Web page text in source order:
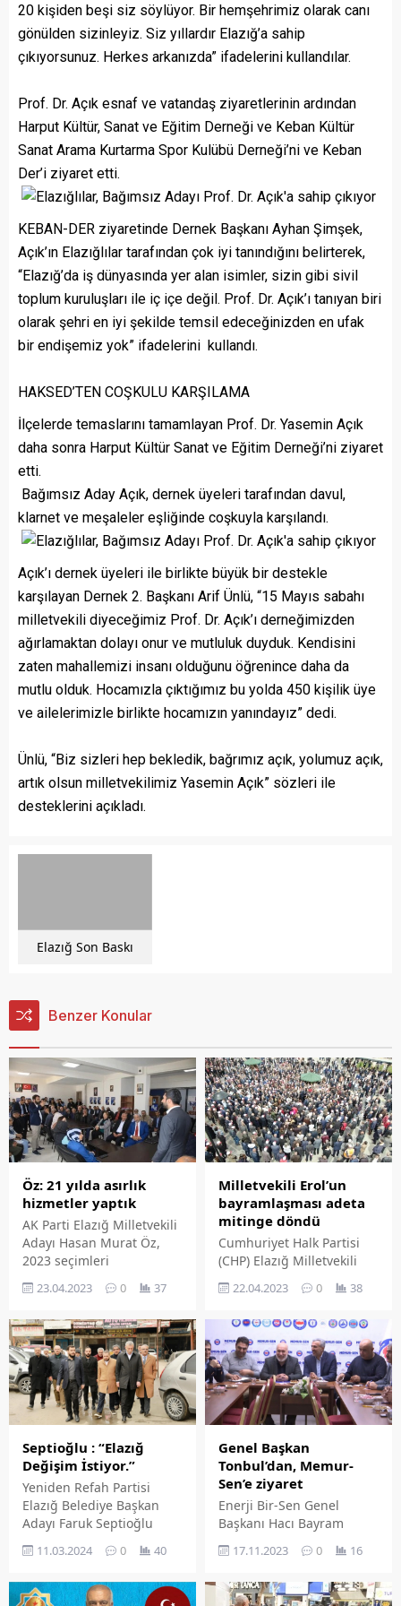
20 kişiden beşi siz söylüyor. Bir hemşehrimiz olarak canı
gönülden sizinleyiz. Siz yıllardır Elazığ’a sahip
çıkıyorsunuz. Herkes arkanızda” ifadelerini kullandılar.
Prof. Dr. Açık esnaf ve vatandaş ziyaretlerinin ardından
Harput Kültür, Sanat ve Eğitim Derneği ve Keban Kültür
Sanat Arama Kurtarma Spor Kulübü Derneği’ni ve Keban
Der’i ziyaret etti.
KEBAN-DER ziyaretinde Dernek Başkanı Ayhan Şimşek,
Açık’ın Elazığlılar tarafından çok iyi tanındığını belirterek,
“Elazığ’da iş dünyasında yer alan isimler, sizin gibi sivil
toplum kuruluşları ile iç içe değil. Prof. Dr. Açık’ı tanıyan biri
olarak şehri en iyi şekilde temsil edeceğinizden en ufak
bir endişemiz yok” ifadelerini kullandı.
HAKSED’TEN COŞKULU KARŞILAMA
İlçelerde temaslarını tamamlayan Prof. Dr. Yasemin Açık
daha sonra Harput Kültür Sanat ve Eğitim Derneği’ni ziyaret
etti.
Bağımsız Aday Açık, dernek üyeleri tarafından davul,
klarnet ve meşaleler eşliğinde coşkuyla karşılandı.
Açık’ı dernek üyeleri ile birlikte büyük bir destekle
karşılayan Dernek 2. Başkanı Arif Ünlü, “15 Mayıs sabahı
milletvekili diyeceğimiz Prof. Dr. Açık’ı derneğimizden
ağırlamaktan dolayı onur ve mutluluk duyduk. Kendisini
zaten mahallemizi insanı olduğunu öğrenince daha da
mutlu olduk. Hocamızla çıktığımız bu yolda 450 kişilik üye
ve ailelerimizle birlikte hocamızın yanındayız” dedi.
Ünlü, “Biz sizleri hep bekledik, bağrımız açık, yolumuz açık,
artık olsun milletvekilimiz Yasemin Açık” sözleri ile
desteklerini açıkladı.
Elazığ Son Baskı
Benzer Konular
Öz: 21 yılda asırlık
hizmetler yaptık
AK Parti Elazığ Milletvekili
Adayı Hasan Murat Öz,
2023 seçimleri
kapsamında Malatya
Caddesi'ndeki esnafları
23.04.2023 0 37
Milletvekili Erol’un
bayramlaşması adeta
mitinge döndü
Cumhuriyet Halk Partisi
(CHP) Elazığ Milletvekili
Gürsel Erol'un 15 Temmuz
Demokrasi Meydanı'nda
bayramlaşması adeta
mitinge döndü. Meydanı
hınca hınç dolduran
binlerce kişi, hep bir
ağızdan sloganlar atarak
destek sözü verdi.
22.04.2023 0 38
Septioğlu : “Elazığ
Değişim İstiyor.”
Yeniden Refah Partisi
Elazığ Belediye Başkan
Adayı Faruk Septioğlu
seçimlerine doğru adım
yanında vatandaşlarla
11.03.2024 0 40
Genel Başkan
Tonbul’dan, Memur-
Sen’e ziyaret
Enerji Bir-Sen Genel
Başkanı Hacı Bayram
ziyareti etti.
17.11.2023 0 16